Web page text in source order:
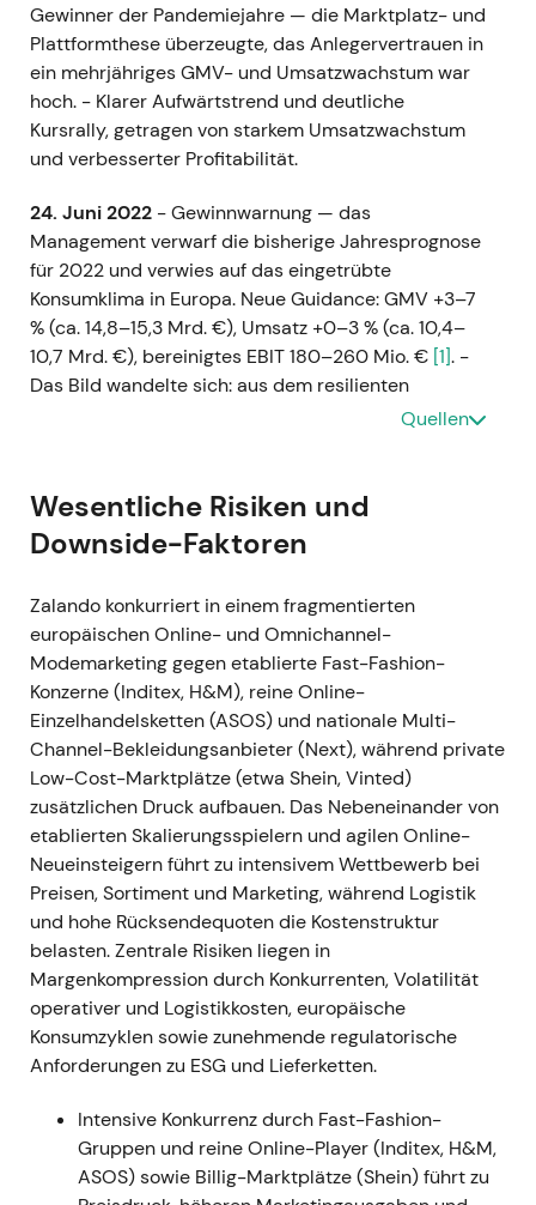
Gewinner der Pandemiejahre — die Marktplatz- und
Plattformthese überzeugte, das Anlegervertrauen in
ein mehrjähriges GMV- und Umsatzwachstum war
hoch. - Klarer Aufwärtstrend und deutliche
Kursrally, getragen von starkem Umsatzwachstum
und verbesserter Profitabilität.
24. Juni 2022 - Gewinnwarnung — das
Management verwarf die bisherige Jahresprognose
für 2022 und verwies auf das eingetrübte
Konsumklima in Europa. Neue Guidance: GMV +3–7
% (ca. 14,8–15,3 Mrd. €), Umsatz +0–3 % (ca. 10,4–
10,7 Mrd. €), bereinigtes EBIT 180–260 Mio. € [1]. -
Das Bild wandelte sich: aus dem resilienten
Wachstumswert wurde ein makrosensitives
Abwärtstrend und Kursrückgang infolge des
Guidance-Cuts und der makroökonomischen
Sorgen[2],[3].
4. August 2022 (Q2 2022)- Q2/2022: GMV
stagnierte auf Vorjahresniveau bei 3,8 Mrd. €;
Umsatz 2,623 Mrd. € (−4 % YoY); bereinigtes EBIT
77,4 Mio. €; die überarbeitete Jahresprognose
wurde bestätigt[3],[2]. - Gemischtes Bild:
Kostendisziplin sicherte die Profitabilität, schwache
Umsätze bestätigten jedoch die Konsumflaute. Die
Erzählung verschob sich kurzfristig in Richtung
„Gewinn vor Wachstum". - Kurzfristige Erholungsrally
auf die Profitabilitätszahlen hin, danach aber
weiterhin seitwärts und durch die Umsatzschwäche
gedeckelt.
H2 2022 — Effizienzprogramm- Einführung von
Effizienzmaßnahmen: Mindestbestellwert in
mehreren Märkten, reduziertes und neu priorisiertes
Marketingbudget, straffere
verlangsamte Neueinstellungen im indirekten
Bereich[26]. - Anleger honorierten zunehmend die
glaubwürdigen Hebel zur Margenverbesserung; die
Quellen
Wesentliche Risiken und
Downside-Faktoren
Zalando konkurriert in einem fragmentierten
europäischen Online- und Omnichannel-
Modemarketing gegen etablierte Fast-Fashion-
Konzerne (Inditex, H&M), reine Online-
Einzelhandelsketten (ASOS) und nationale Multi-
Channel-Bekleidungsanbieter (Next), während private
Low-Cost-Marktplätze (etwa Shein, Vinted)
zusätzlichen Druck aufbauen. Das Nebeneinander von
etablierten Skalierungsspielern und agilen Online-
Neueinsteigern führt zu intensivem Wettbewerb bei
Preisen, Sortiment und Marketing, während Logistik
und hohe Rücksendequoten die Kostenstruktur
belasten. Zentrale Risiken liegen in
Margenkompression durch Konkurrenten, Volatilität
operativer und Logistikkosten, europäische
Konsumzyklen sowie zunehmende regulatorische
Anforderungen zu ESG und Lieferketten.
Intensive Konkurrenz durch Fast-Fashion-
Gruppen und reine Online-Player (Inditex, H&M,
ASOS) sowie Billig-Marktplätze (Shein) führt zu